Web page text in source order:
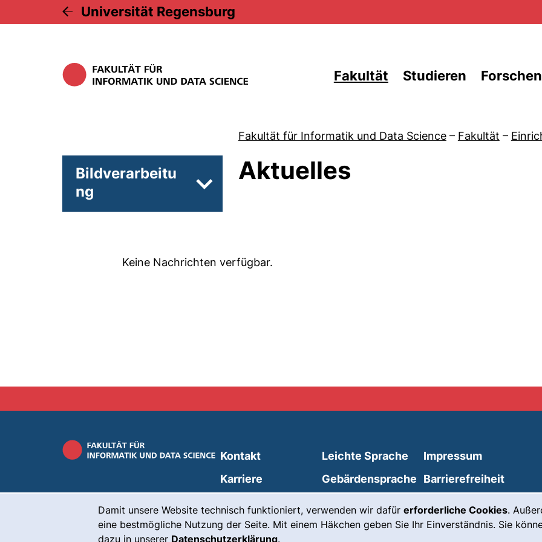
Damit unsere Website technisch funktioniert, verwenden wir dafür erforderliche Cookies.
eine bestmögliche Nutzung der Seite. Mit einem Häkchen geben Sie Ihr Einverständnis. Sie
dazu in unserer Datenschutzerklärung.
Universität Regensburg
Fakultät Studieren Forschen
Fakultät für Informatik und Data Science – Fakultät –
Bildverarbeitu
ng
Unterseiten von Aktuelles
Aktuelles
Keine Nachrichten verfügbar.
Kontakt
Karriere
Intranet(externer Link, öffnet neues Fenster)
Leichte Sprache
Gebärdensprache
Impressum
Barrierefreiheit
Cookie-